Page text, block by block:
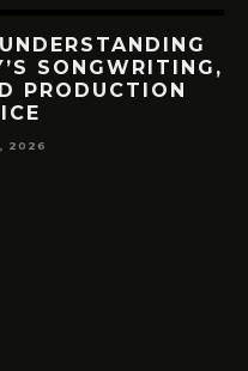
SONGWRITING,
PRODUCTION
2026